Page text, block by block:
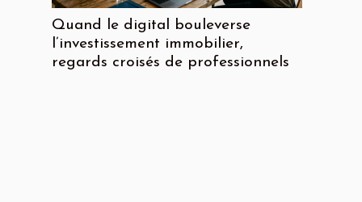
Quand le digital bouleverse
l’investissement immobilier,
regards croisés de professionnels